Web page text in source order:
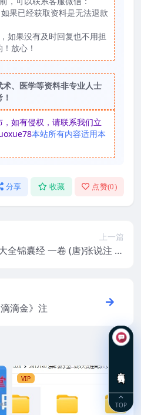
果已经获取资料是无法退款
如果没有及时回复也不用担
放心！
术、医学等资料非专业人士
如有侵权，请联系我们立
本站所有内容适用本
分享 收藏 点赞(0)
上一篇
卷 (唐)张说注 元
滴金》注
VIP
TOP